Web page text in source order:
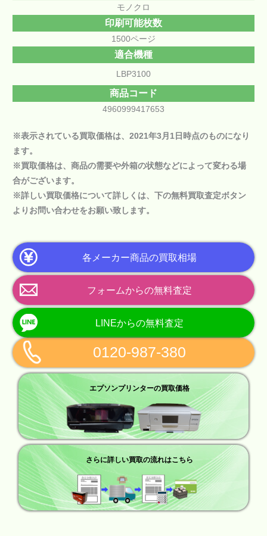
モノクロ
印刷可能枚数
1500ページ
適合機種
LBP3100
商品コード
4960999417653
※表示されている買取価格は、2021年3月1日時点のものになり
ます。
※買取価格は、商品の需要や外箱の状態などによって変わる場
合がございます。
※詳しい買取価格について詳しくは、下の無料買取査定ボタン
よりお問い合わせをお願い致します。
各メーカー商品の買取相場
フォームからの無料査定
LINEからの無料査定
0120-987-380
エプソンプリンターの買取価格
さらに詳しい買取の流れはこちら